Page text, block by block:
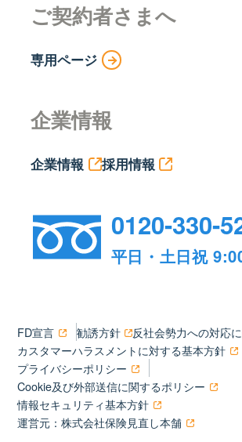
ご契約者さまへ
専用ページ
企業情報
企業情報 採用情報
0120-330-
平日・土日祝
FD宣言 勧誘方針
反社会勢力への対応
カスタマーハラスメントに対する基本方針
プライバシーポリシー
Cookie及び外部送信に関するポリシー
情報セキュリティ基本方針
運営元：株式会社保険見直し本舗